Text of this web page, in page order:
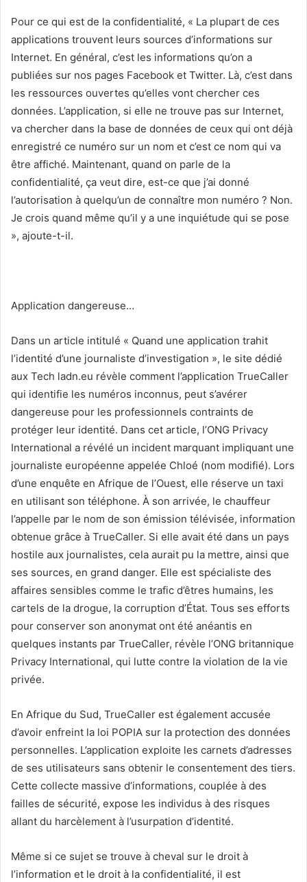
Pour ce qui est de la confidentialité, « La plupart de ces
applications trouvent leurs sources d’informations sur
Internet. En général, c’est les informations qu’on a
publiées sur nos pages Facebook et Twitter. Là, c’est dans
les ressources ouvertes qu’elles vont chercher ces
données. L’application, si elle ne trouve pas sur Internet,
va chercher dans la base de données de ceux qui ont déjà
enregistré ce numéro sur un nom et c’est ce nom qui va
être affiché. Maintenant, quand on parle de la
confidentialité, ça veut dire, est-ce que j’ai donné
l’autorisation à quelqu’un de connaître mon numéro ? Non.
Je crois quand même qu’il y a une inquiétude qui se pose
», ajoute-t-il.
Application dangereuse…
Dans un article intitulé « Quand une application trahit
l’identité d’une journaliste d’investigation », le site dédié
aux Tech ladn.eu révèle comment l’application TrueCaller
qui identifie les numéros inconnus, peut s’avérer
dangereuse pour les professionnels contraints de
protéger leur identité. Dans cet article, l’ONG Privacy
International a révélé un incident marquant impliquant une
journaliste européenne appelée Chloé (nom modifié). Lors
d’une enquête en Afrique de l’Ouest, elle réserve un taxi
en utilisant son téléphone. À son arrivée, le chauffeur
l’appelle par le nom de son émission télévisée, information
obtenue grâce à TrueCaller. Si elle avait été dans un pays
hostile aux journalistes, cela aurait pu la mettre, ainsi que
ses sources, en grand danger. Elle est spécialiste des
affaires sensibles comme le trafic d’êtres humains, les
cartels de la drogue, la corruption d’État. Tous ses efforts
pour conserver son anonymat ont été anéantis en
quelques instants par TrueCaller, révèle l’ONG britannique
Privacy International, qui lutte contre la violation de la vie
privée.
En Afrique du Sud, TrueCaller est également accusée
d’avoir enfreint la loi POPIA sur la protection des données
personnelles. L’application exploite les carnets d’adresses
de ses utilisateurs sans obtenir le consentement des tiers.
Cette collecte massive d’informations, couplée à des
failles de sécurité, expose les individus à des risques
allant du harcèlement à l’usurpation d’identité.
Même si ce sujet se trouve à cheval sur le droit à
l’information et le droit à la confidentialité, il est